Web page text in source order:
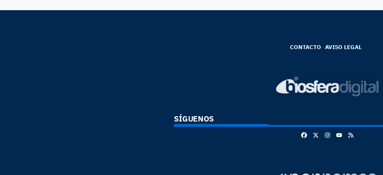
CONTACTO AVISO LEGAL
SÍGUENOS
FacebookInstagram